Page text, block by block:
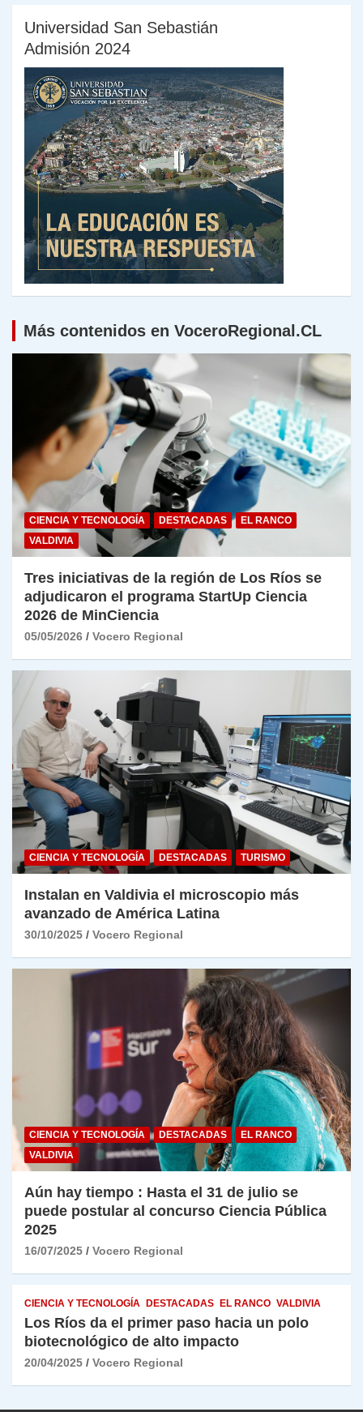
Universidad San Sebastián
Admisión 2024
Más contenidos en VoceroRegional.CL
CIENCIA Y TECNOLOGÍA DESTACADAS
EL RANCO
VALDIVIA
Tres iniciativas de la región de Los Ríos se
adjudicaron el programa StartUp Ciencia
2026 de MinCiencia
05/05/2026 Vocero Regional
CIENCIA Y TECNOLOGÍA DESTACADAS TURISMO
Instalan en Valdivia el microscopio más
avanzado de América Latina
30/10/2025 Vocero Regional
CIENCIA Y TECNOLOGÍA DESTACADAS
EL RANCO
VALDIVIA
Aún hay tiempo : Hasta el 31 de julio se
puede postular al concurso Ciencia Pública
2025
16/07/2025 Vocero Regional
CIENCIA Y TECNOLOGÍA DESTACADAS EL RANCO VALDIVIA
Los Ríos da el primer paso hacia un polo
biotecnológico de alto impacto
20/04/2025 Vocero Regional